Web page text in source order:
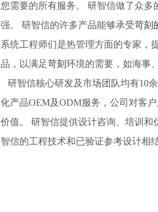
您需要的所有服务。 研智信做了众
强。 研智信的许多产品能够承受苛刻
系统工程师们是热管理方面的专家，
品，以满足苛刻 环境的需要，如海事
研智信核心研发及市场团队均有10
化产品OEM及ODM服务，公司对客
价值。 研智信提供设计咨询、培训
智信的工程技术和已验证参考设计相